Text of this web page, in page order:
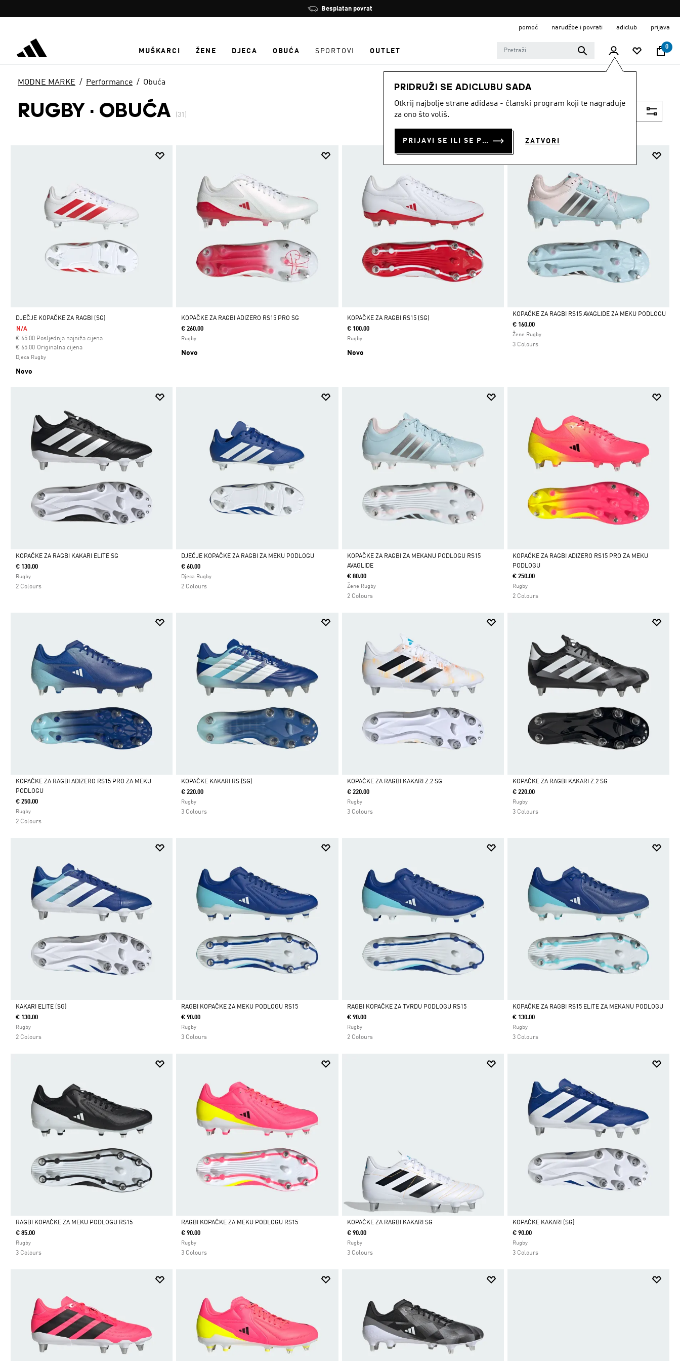
Zaustavi
rotaciju
Učlani se i ostvari 10 % popusta
pomoć narudžbe i povrati adiclub prijava
MUŠKARCI ŽENE DJECA OBUĆA SPORTOVI OUTLET
0
PRIDRUŽI SE ADICLUBU SADA
Otkrij najbolje strane adidasa - članski program koji te nagrađuje
za ono što voliš.
PRIJAVI SE ILI SE PRIDRUŽI SADA ZATVORI
MODNE MARKE Performance Obuća
RUGBY · OBUĆA (31)
DJEČJE KOPAČKE ZA RAGBI (SG)
N/A
€ 65.00 Posljednja najniža cijena
Originalna cijena
Cijena umanjena od
€ 65.00za
Djeca Rugby
Novo
KOPAČKE ZA RAGBI ADIZERO RS15 PRO SG
€ 260.00
Rugby
Novo
KOPAČKE ZA RAGBI RS15 (SG)
€ 100.00
Rugby
Novo
Da
KOPAČKE ZA RAGBI RS15 AVAGLIDE ZA MEKU PODLOGU
€ 160.00
Žene Rugby
3 Colours
Da
KOPAČKE ZA RAGBI KAKARI ELITE SG
€ 130.00
Rugby
2 Colours
Da
DJEČJE KOPAČKE ZA RAGBI ZA MEKU PODLOGU
€ 60.00
Djeca Rugby
2 Colours
Da
KOPAČKE ZA RAGBI ZA MEKANU PODLOGU RS15
AVAGLIDE
€ 80.00
Žene Rugby
2 Colours
Da
KOPAČKE ZA RAGBI ADIZERO RS15 PRO ZA MEKU
PODLOGU
€ 250.00
Rugby
2 Colours
Da
KOPAČKE ZA RAGBI ADIZERO RS15 PRO ZA MEKU
PODLOGU
€ 250.00
Rugby
2 Colours
Da
KOPAČKE KAKARI RS (SG)
€ 220.00
Rugby
3 Colours
Da
KOPAČKE ZA RAGBI KAKARI Z.2 SG
€ 220.00
Rugby
3 Colours
Da
KOPAČKE ZA RAGBI KAKARI Z.2 SG
€ 220.00
Rugby
3 Colours
Da
KAKARI ELITE (SG)
€ 130.00
Rugby
2 Colours
Da
RAGBI KOPAČKE ZA MEKU PODLOGU RS15
€ 90.00
Rugby
3 Colours
Da
RAGBI KOPAČKE ZA TVRDU PODLOGU RS15
€ 90.00
Rugby
2 Colours
Da
KOPAČKE ZA RAGBI RS15 ELITE ZA MEKANU PODLOGU
€ 130.00
Rugby
3 Colours
Da
RAGBI KOPAČKE ZA MEKU PODLOGU RS15
€ 85.00
Rugby
3 Colours
Da
RAGBI KOPAČKE ZA MEKU PODLOGU RS15
€ 90.00
Rugby
3 Colours
Da
KOPAČKE ZA RAGBI KAKARI SG
€ 90.00
Rugby
3 Colours
Da
KOPAČKE KAKARI (SG)
€ 90.00
Rugby
3 Colours